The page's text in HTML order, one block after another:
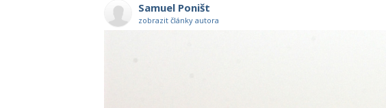
Samuel Poništ
zobrazit články autora